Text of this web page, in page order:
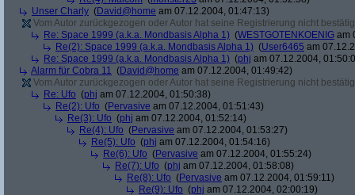
Unser Charly (David@home am 07.12.2004, 01:47:13)
Vom Autor zurückgezogen oder Autor hat seine Registrierung nicht
Re: Space 1999 (a.k.a. Mondbasis Alpha 1) (WESTGOTENKOENIG am
Re(2): Space 1999 (a.k.a. Mondbasis Alpha 1) (User6465 am
Re: Space 1999 (a.k.a. Mondbasis Alpha 1) (phj am 07.12.2004,
Alarm für Cobra 11 (David@home am 07.12.2004, 01:49:42)
Vom Autor zurückgezogen oder Autor hat seine Registrierung nicht
Re: Ufo (phj am 07.12.2004, 01:50:38)
Re(2): Ufo (Pervasive am 07.12.2004, 01:51:43)
Re(3): Ufo (phj am 07.12.2004, 01:52:14)
Re(4): Ufo (Pervasive am 07.12.2004, 01:53:27)
Re(5): Ufo (phj am 07.12.2004, 01:54:16)
Re(6): Ufo (Pervasive am 07.12.2004, 01:55:24)
Re(7): Ufo (phj am 07.12.2004, 01:58:08)
Re(8): Ufo (Pervasive am 07.12.2004, 01:59:11)
Re(9): Ufo (phj am 07.12.2004, 02:00:19)